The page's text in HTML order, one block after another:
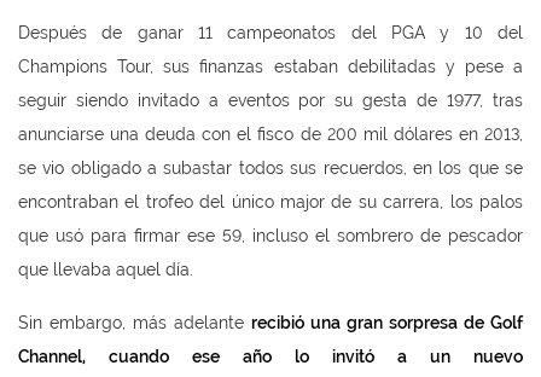
Después de ganar 11 campeonatos del PGA y 10 del
Champions Tour, sus finanzas estaban debilitadas y pese a
seguir siendo invitado a eventos por su gesta de 1977, tras
anunciarse una deuda con el fisco de 200 mil dólares en 2013,
se vio obligado a subastar todos sus recuerdos, en los que se
encontraban el trofeo del único major de su carrera, los palos
que usó para firmar ese 59, incluso el sombrero de pescador
que llevaba aquel día.
Sin embargo, más adelante recibió una gran sorpresa de Golf
Channel, cuando ese año lo invitó a un nuevo